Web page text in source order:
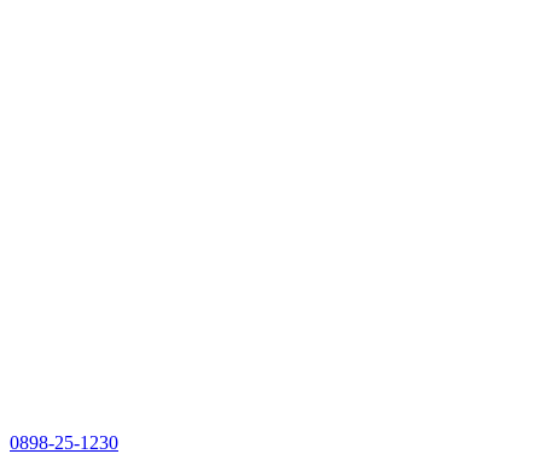
0898-25-1230